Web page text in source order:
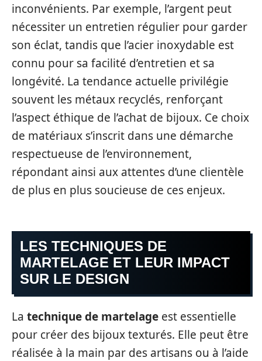
inconvénients. Par exemple, l’argent peut
nécessiter un entretien régulier pour garder
son éclat, tandis que l’acier inoxydable est
connu pour sa facilité d’entretien et sa
longévité. La tendance actuelle privilégie
souvent les métaux recyclés, renforçant
l’aspect éthique de l’achat de bijoux. Ce choix
de matériaux s’inscrit dans une démarche
respectueuse de l’environnement,
répondant ainsi aux attentes d’une clientèle
de plus en plus soucieuse de ces enjeux.
LES TECHNIQUES DE
MARTELAGE ET LEUR IMPACT
SUR LE DESIGN
La technique de martelage est essentielle
pour créer des bijoux texturés. Elle peut être
réalisée à la main par des artisans ou à l’aide